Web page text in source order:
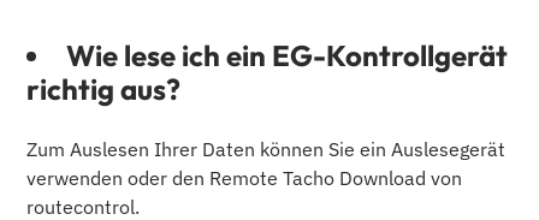
Wie lese ich ein EG-Kontrollgerät
richtig aus?
Zum Auslesen Ihrer Daten können Sie ein Auslesegerät
verwenden oder den Remote Tacho Download von
routecontrol.